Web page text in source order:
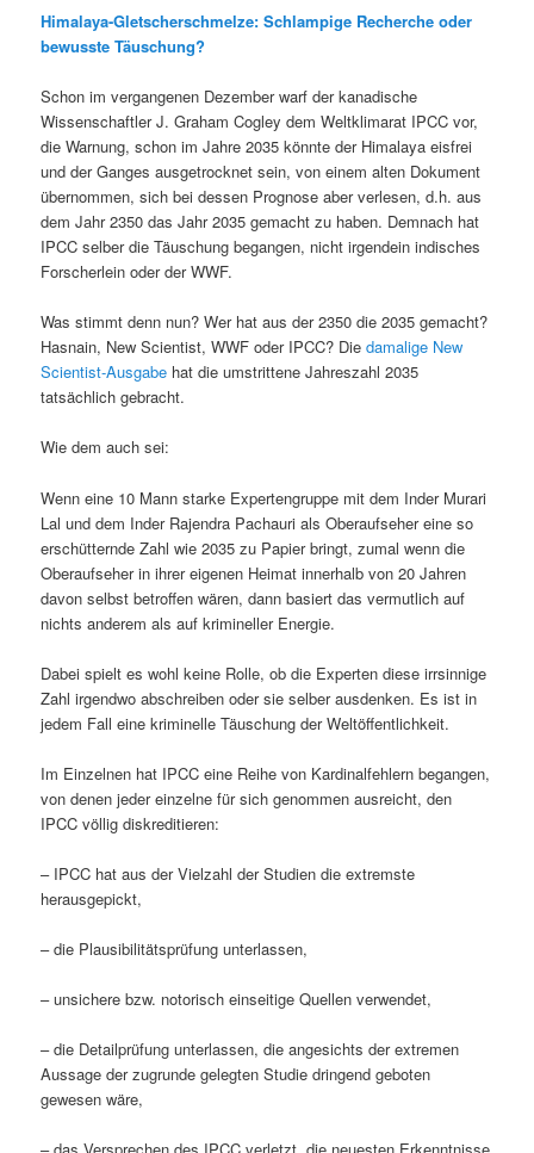
Himalaya-Gletscherschmelze: Schlampige Recherche oder
bewusste Täuschung?
Schon im vergangenen Dezember warf der kanadische
Wissenschaftler J. Graham Cogley dem Weltklimarat IPCC vor,
die Warnung, schon im Jahre 2035 könnte der Himalaya eisfrei
und der Ganges ausgetrocknet sein, von einem alten Dokument
übernommen, sich bei dessen Prognose aber verlesen, d.h. aus
dem Jahr 2350 das Jahr 2035 gemacht zu haben. Demnach hat
IPCC selber die Täuschung begangen, nicht irgendein indisches
Forscherlein oder der WWF.
Was stimmt denn nun? Wer hat aus der 2350 die 2035 gemacht?
Hasnain, New Scientist, WWF oder IPCC? Diedamalige New
Scientist-Ausgabe hat die umstrittene Jahreszahl 2035
tatsächlich gebracht.
Wie dem auch sei:
Wenn eine 10 Mann starke Expertengruppe mit dem Inder Murari
Lal und dem Inder Rajendra Pachauri als Oberaufseher eine so
erschütternde Zahl wie 2035 zu Papier bringt, zumal wenn die
Oberaufseher in ihrer eigenen Heimat innerhalb von 20 Jahren
davon selbst betroffen wären, dann basiert das vermutlich auf
nichts anderem als auf krimineller Energie.
Dabei spielt es wohl keine Rolle, ob die Experten diese irrsinnige
Zahl irgendwo abschreiben oder sie selber ausdenken. Es ist in
jedem Fall eine kriminelle Täuschung der Weltöffentlichkeit.
Im Einzelnen hat IPCC eine Reihe von Kardinalfehlern begangen,
von denen jeder einzelne für sich genommen ausreicht, den
IPCC völlig diskreditieren:
– IPCC hat aus der Vielzahl der Studien die extremste
herausgepickt,
– die Plausibilitätsprüfung unterlassen,
– unsichere bzw. notorisch einseitige Quellen verwendet,
– die Detailprüfung unterlassen, die angesichts der extremen
Aussage der zugrunde gelegten Studie dringend geboten
gewesen wäre,